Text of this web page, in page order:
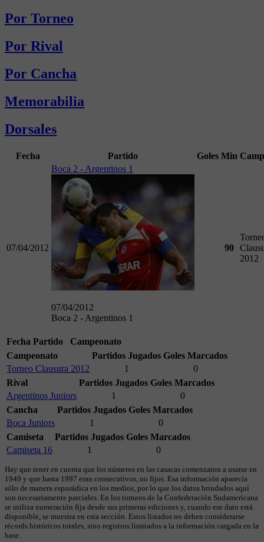
Por Torneo
Por Rival
Por Cancha
Memorabilia
Dorsales
Fecha Partido Goles Min
07/04/2012
Boca 2 - Argentinos 1
07/04/2012
Boca 2 - Argentinos 1
90
2012
Fecha Partido
Campeonato
Campeonato
Partidos Jugados Goles Marcados
Torneo Clausura 2012
1
0
Rival
Partidos Jugados Goles Marcados
Argentinos Juniors
1
0
Cancha
Partidos Jugados Goles Marcados
Boca Juniors
1
0
Camiseta
Partidos Jugados Goles Marcados
Camiseta 16
1 0
Hay que tener en cuenta que los números en las casacas comenzaron a usarse en
1949 y que hasta 1997 eran consecutivos, no fijos. Esa información aparecía
sólo de manera esporádica en los medios, por lo que los datos brindados aquí
son necesariamente parciales. En los torneos de la Confederación Sudamericana
se utiliza numeración fija desde sus primeras ediciones y, cuando ese dato está
disponible, se muestra en esta sección. Estos listados no deben considerarse
récords históricos totales, sino registros limitados a la información cargada en la
base.